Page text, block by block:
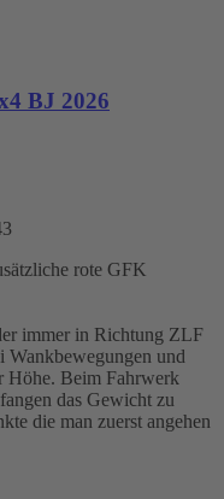
BJ 2026
rote GFK
immer in Richtung ZLF
Wankbewegungen und
Höhe. Beim Fahrwerk
das Gewicht zu
die man zuerst angehen